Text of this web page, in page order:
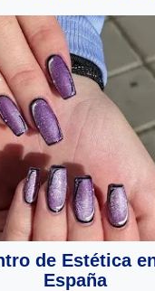
de Estética
España